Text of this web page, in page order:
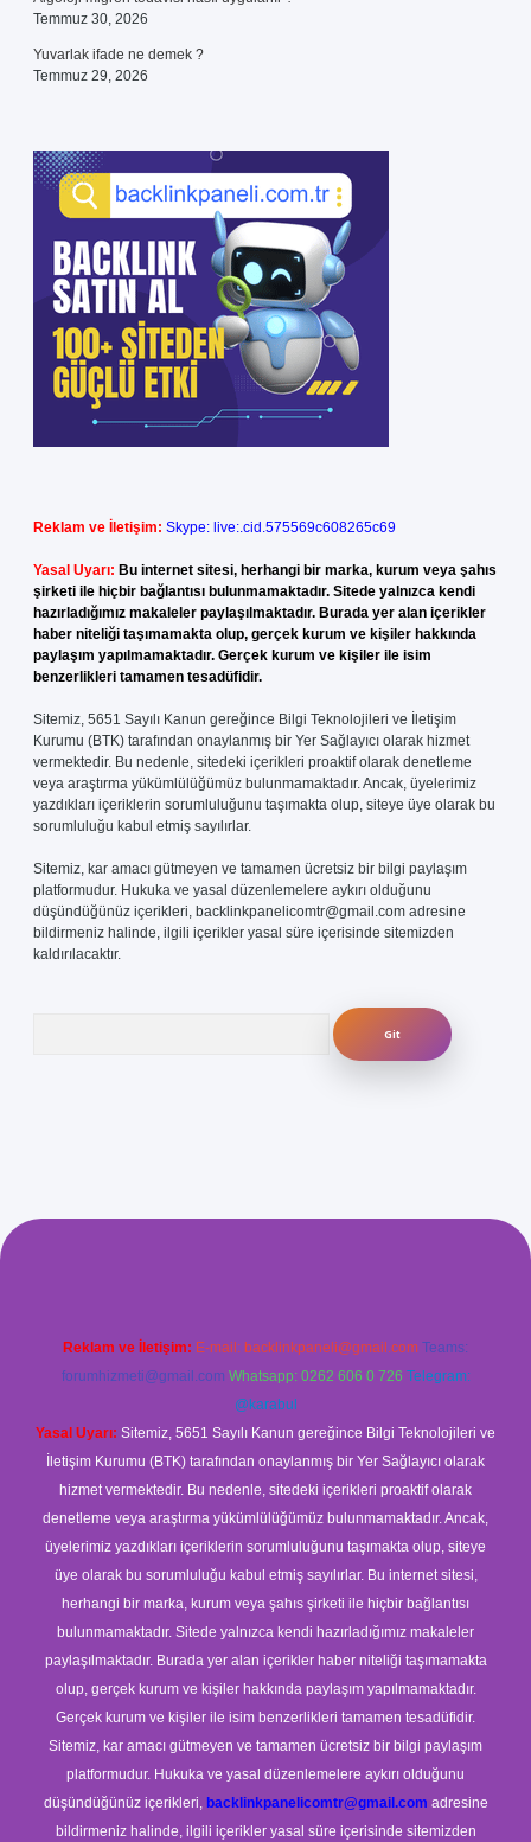
Temmuz 30, 2026
Yuvarlak ifade ne demek ?
Temmuz 29, 2026
Reklam ve İletişim: Skype: live:.cid.575569c608265c69
Yasal Uyarı: Bu internet sitesi, herhangi bir marka, kurum veya şahıs
şirketi ile hiçbir bağlantısı bulunmamaktadır. Sitede yalnızca kendi
hazırladığımız makaleler paylaşılmaktadır. Burada yer alan içerikler
haber niteliği taşımamakta olup, gerçek kurum ve kişiler hakkında
paylaşım yapılmamaktadır. Gerçek kurum ve kişiler ile isim
benzerlikleri tamamen tesadüfidir.
Sitemiz, 5651 Sayılı Kanun gereğince Bilgi Teknolojileri ve İletişim
Kurumu (BTK) tarafından onaylanmış bir Yer Sağlayıcı olarak hizmet
vermektedir. Bu nedenle, sitedeki içerikleri proaktif olarak denetleme
veya araştırma yükümlülüğümüz bulunmamaktadır. Ancak, üyelerimiz
yazdıkları içeriklerin sorumluluğunu taşımakta olup, siteye üye olarak bu
sorumluluğu kabul etmiş sayılırlar.
Sitemiz, kar amacı gütmeyen ve tamamen ücretsiz bir bilgi paylaşım
platformudur. Hukuka ve yasal düzenlemelere aykırı olduğunu
düşündüğünüz içerikleri, backlinkpanelicomtr@gmail.com adresine
bildirmeniz halinde, ilgili içerikler yasal süre içerisinde sitemizden
kaldırılacaktır.
Reklam ve İletişim: E-mail: backlinkpaneli@gmail.com Teams:
forumhizmeti@gmail.com Whatsapp: 0262 606 0 726 Telegram:
@karabul
Yasal Uyarı: Sitemiz, 5651 Sayılı Kanun gereğince Bilgi Teknolojileri ve
İletişim Kurumu (BTK) tarafından onaylanmış bir Yer Sağlayıcı olarak
hizmet vermektedir. Bu nedenle, sitedeki içerikleri proaktif olarak
denetleme veya araştırma yükümlülüğümüz bulunmamaktadır. Ancak,
üyelerimiz yazdıkları içeriklerin sorumluluğunu taşımakta olup, siteye
üye olarak bu sorumluluğu kabul etmiş sayılırlar. Bu internet sitesi,
herhangi bir marka, kurum veya şahıs şirketi ile hiçbir bağlantısı
bulunmamaktadır. Sitede yalnızca kendi hazırladığımız makaleler
paylaşılmaktadır. Burada yer alan içerikler haber niteliği taşımamakta
olup, gerçek kurum ve kişiler hakkında paylaşım yapılmamaktadır.
Gerçek kurum ve kişiler ile isim benzerlikleri tamamen tesadüfidir.
Sitemiz, kar amacı gütmeyen ve tamamen ücretsiz bir bilgi paylaşım
platformudur. Hukuka ve yasal düzenlemelere aykırı olduğunu
düşündüğünüz içerikleri, backlinkpanelicomtr@gmail.com adresine
bildirmeniz halinde, ilgili içerikler yasal süre içerisinde sitemizden